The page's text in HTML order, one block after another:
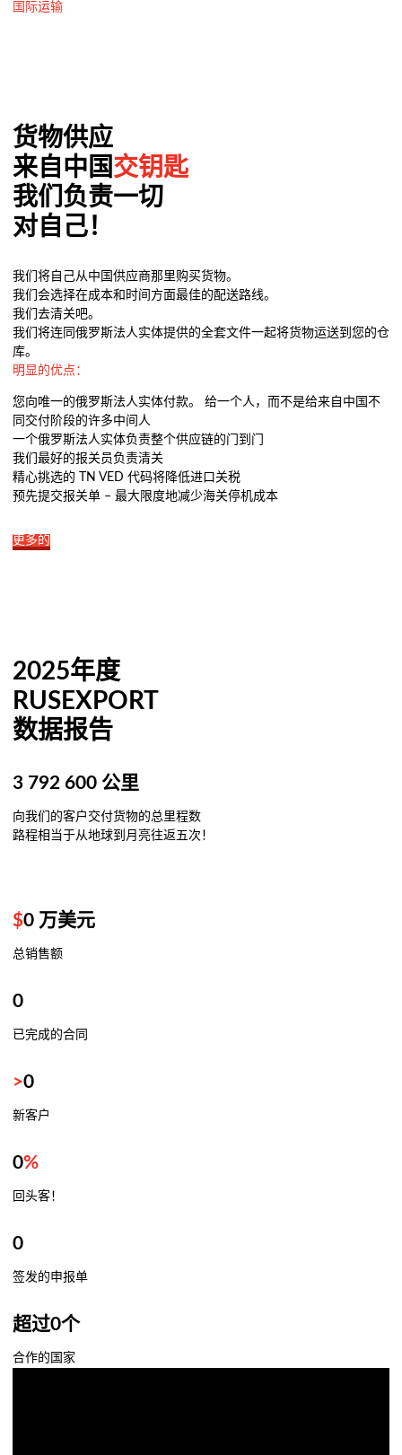
国际运输
货物供应
来自中国交钥匙
我们负责一切
对自己！
我们将自己从中国供应商那里购买货物。
我们会选择在成本和时间方面最佳的配送路线。
我们去清关吧。
我们将连同俄罗斯法人实体提供的全套文件一起将货物运送到您的仓
库。
明显的优点：
您向唯一的俄罗斯法人实体付款。 给一个人，而不是给来自中国不
同交付阶段的许多中间人
一个俄罗斯法人实体负责整个供应链的门到门
我们最好的报关员负责清关
精心挑选的 TN VED 代码将降低进口关税
预先提交报关单 – 最大限度地减少海关停机成本
更多的
2025年度
RUSEXPORT
数据报告
3 792 600 公里
向我们的客户交付货物的总里程数
路程相当于从地球到月亮往返五次！
$0 万美元
总销售额
0
已完成的合同
>0
新客户
0%
回头客！
0
签发的申报单
超过0个
合作的国家